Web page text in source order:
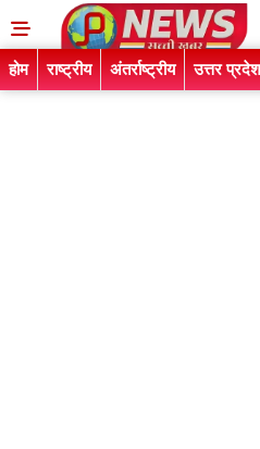
होम राष्ट्रीय अंतर्राष्ट्रीय उत्तर प्रदेश